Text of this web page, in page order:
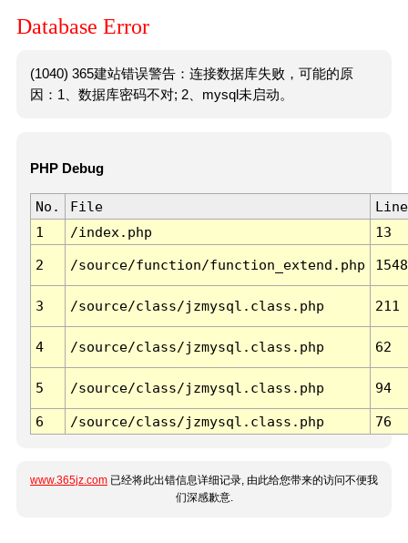
Database Error
(1040) 365建站错误警告：连接数据库失败，可能的原
因：1、数据库密码不对; 2、mysql未启动。
PHP Debug
No. File
Line
1
/index.php 13
2 /source/function/function_extend.php 1548
3 /source/class/jzmysql.class.php 211
4 /source/class/jzmysql.class.php 62
5 /source/class/jzmysql.class.php 94
6 /source/class/jzmysql.class.php 76
www.365jz.com 已经将此出错信息详细记录, 由此给您带来的访问不便我
们深感歉意.